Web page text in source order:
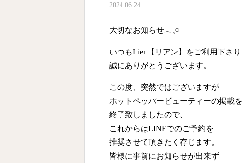
2024.06.24
大切なお知らせ𓂃𓈒𓏸︎︎︎︎
いつもLien【リアン】をご利用下さり
誠にありがとうございます。
この度、突然ではございますが
ホットペッパービューティーの掲載を
終了致しましたので、
これからはLINEでのご予約を
推奨させて頂きたく存じます。
皆様に事前にお知らせが出来ず